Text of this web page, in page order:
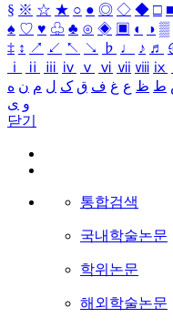
§ ※ ☆ ★ ○ ● ◎ ◇ ◆ □ ■
♠ ♡ ♥ ♧ ♣ ⊙ ◈ ▣ ◐ ◑ ▒
‡ ↕ ↗ ↙ ↖ ↘ ♭ ♩ ♪ ♬
ⅰ
ⅱ ⅲ ⅳ ⅴ ⅵ ⅶ ⅷ ⅸ
ط ظ ع غ ف ق ک ل م ن ه
و ی
닫기
통합검색
국내학술논문
학위논문
해외학술논문